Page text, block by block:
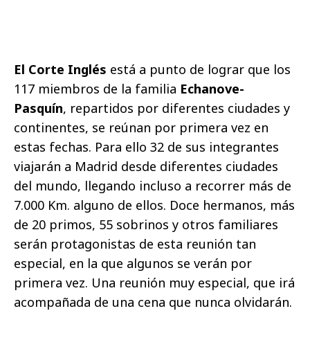
El Corte Inglés está a punto de lograr que los
117 miembros de la familia Echanove-
Pasquín, repartidos por diferentes ciudades y
continentes, se reúnan por primera vez en
estas fechas. Para ello 32 de sus integrantes
viajarán a Madrid desde diferentes ciudades
del mundo, llegando incluso a recorrer más de
7.000 Km. alguno de ellos. Doce hermanos, más
de 20 primos, 55 sobrinos y otros familiares
serán protagonistas de esta reunión tan
especial, en la que algunos se verán por
primera vez. Una reunión muy especial, que irá
acompañada de una cena que nunca olvidarán.